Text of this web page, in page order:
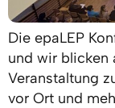
Die epaLEP
und wir blicken
Veranstaltung
vor Ort und